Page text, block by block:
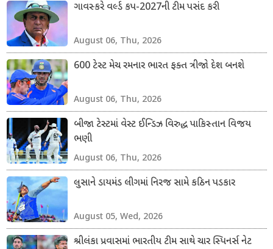
ગાવસ્કરે વર્લ્ડ કપ-2027ની ટીમ પસંદ કરી
August 06, Thu, 2026
600 ટેસ્ટ મેચ રમનાર ભારત ફક્ત ત્રીજો દેશ બનશે
August 06, Thu, 2026
બીજા ટેસ્ટમાં વેસ્ટ ઈન્ડિઝ વિરુદ્ધ પાકિસ્તાન વિજય
ભણી
August 06, Thu, 2026
લુસાને ડાયમંડ લીગમાં નિરજ સામે કઠિન પડકાર
August 05, Wed, 2026
શ્રીલંકા પ્રવાસમાં ભારતીય ટીમ સાથે ચાર સ્પિનર્સ નેટ